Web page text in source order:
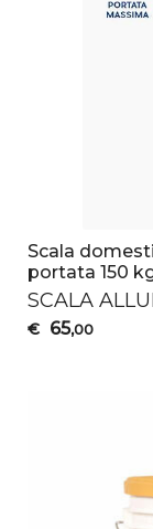
Scala
portata 150
SCALA
€ 65,00